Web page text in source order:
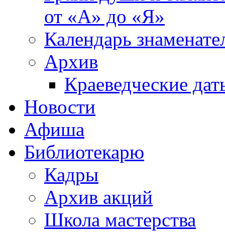
от «А» до «Я»
Календарь
Архив
Краеведческие
Новости
Афиша
Библиотекарю
Кадры
Архив акций
Школа мастерства